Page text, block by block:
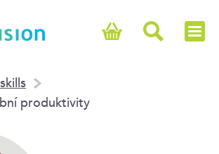
produktivity